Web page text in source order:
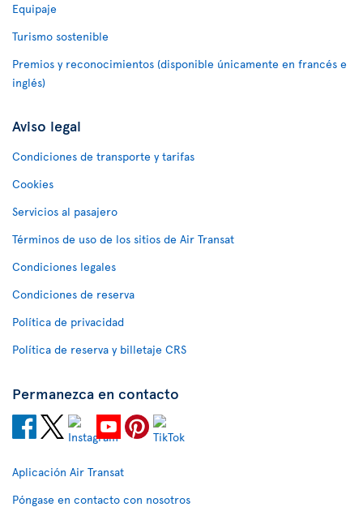
Equipaje
Turismo sostenible
Premios y reconocimientos (disponible únicamente en francés e
inglés)
Aviso legal
Condiciones de transporte y tarifas
Cookies
Servicios al pasajero
Términos de uso de los sitios de Air Transat
Condiciones legales
Condiciones de reserva
Política de privacidad
Política de reserva y billetaje CRS
Permanezca en contacto
Aplicación Air Transat
Póngase en contacto con nosotros